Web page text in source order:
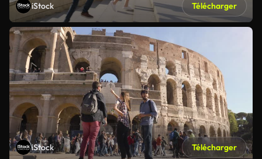
iStock Télécharger
iStock Télécharger